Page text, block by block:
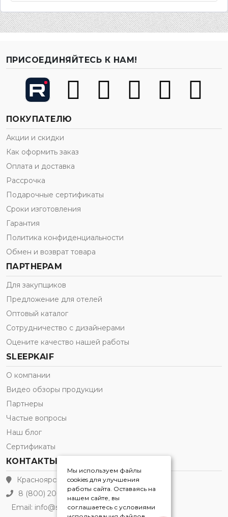
Мы используем файлы
cookies для улучшения
работы сайта. Оставаясь на
нашем сайте, вы
соглашаетесь с условиями
ПРИСОЕДИНЯЙТЕСЬ К НАМ!
ПОКУПАТЕЛЮ
Акции и скидки
Как оформить заказ
Оплата и доставка
Рассрочка
Подарочные сертификаты
Сроки изготовления
Гарантия
Политика конфиденциальности
Обмен и возврат товара
ПАРТНЕРАМ
Для закупщиков
Предложение для отелей
Оптовый каталог
Сотрудничество с дизайнерами
Оцените качество нашей работы
SLEEPKAIF
О компании
Видео обзоры продукции
Партнеры
Частые вопросы
Наш блог
Сертификаты
КОНТАКТЫ
Красноярск
8 (800) 200-21-91
Email: info@sleepkaif.ru